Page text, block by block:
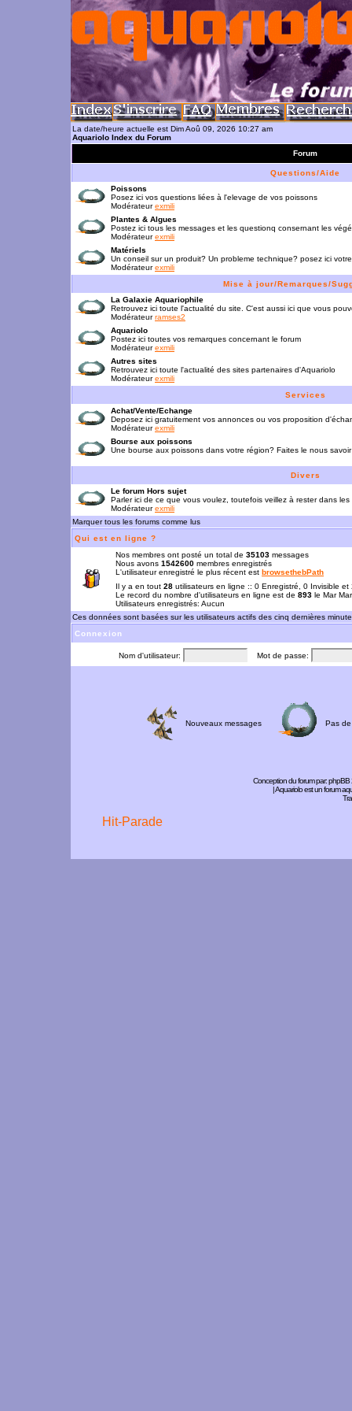
La date/heure actuelle est Dim Aoû 09, 2026 10:27 am
Aquariolo Index du Forum
Forum
Questions/Aide
Poissons
Posez ici vos questions liées à l'elevage de vos poissons
Modérateurexmili
Plantes & Algues
Postez ici tous les messages et les questionq consernant les
Modérateurexmili
Matériels
Un conseil sur un produit? Un probleme technique? posez ici
Modérateurexmili
Mise à jour/Remarques/
La Galaxie Aquariophile
Retrouvez ici toute l'actualité du site. C'est aussi ici que vous
Modérateurramses2
Aquariolo
Postez ici toutes vos remarques concernant le forum
Modérateurexmili
Autres sites
Retrouvez ici toute l'actualité des sites partenaires d'Aquariolo
Modérateurexmili
Services
Achat/Vente/Echange
Deposez ici gratuitement vos annonces ou vos proposition
Modérateurexmili
Bourse aux poissons
Une bourse aux poissons dans votre région? Faites le nous savoir
Divers
Le forum Hors sujet
Parler ici de ce que vous voulez, toutefois veillez à rester dans les
Modérateurexmili
Marquer tous les forums comme lus
Qui est en ligne ?
Nos membres ont posté un total de 35103 messages
Nous avons 1542600 membres enregistrés
L'utilisateur enregistré le plus récent est browsethebPath
Il y a en tout 28 utilisateurs en ligne :: 0 Enregistré, 0 Invisible
Le record du nombre d'utilisateurs en ligne est de 893 le Mar
Utilisateurs enregistrés: Aucun
Ces données sont basées sur les utilisateurs actifs des cinq dernières
Connexion
Nom d'utilisateur: Mot de passe:
Nouveaux messages Pas
Conception du forum par:phpBB
| Aquariolo est un forum